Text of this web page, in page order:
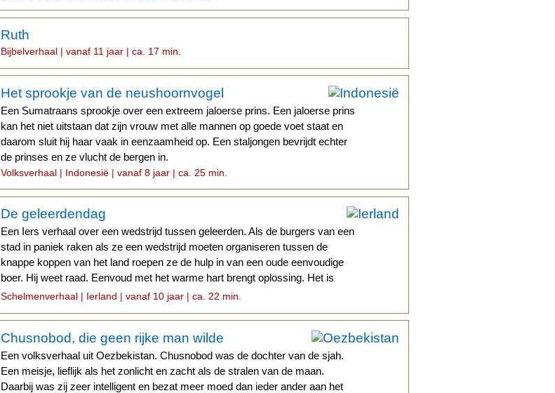
Ruth
Bijbelverhaal | vanaf 11 jaar | ca. 17 min.
Het sprookje van de neushoornvogel
Een Sumatraans sprookje over een extreem jaloerse prins. Een jaloerse prins
kan het niet uitstaan dat zijn vrouw met alle mannen op goede voet staat en
daarom sluit hij haar vaak in eenzaamheid op. Een staljongen bevrijdt echter
de prinses en ze vlucht de bergen in.
Volksverhaal | Indonesië | vanaf 8 jaar | ca. 25 min.
De geleerdendag
Een Iers verhaal over een wedstrijd tussen geleerden. Als de burgers van een
stad in paniek raken als ze een wedstrijd moeten organiseren tussen de
knappe koppen van het land roepen ze de hulp in van een oude eenvoudige
boer. Hij weet raad. Eenvoud met het warme hart brengt oplossing. Het is
lang...
Schelmenverhaal | Ierland | vanaf 10 jaar | ca. 22 min.
Chusnobod, die geen rijke man wilde
Een volksverhaal uit Oezbekistan. Chusnobod was de dochter van de sjah.
Een meisje, lieflijk als het zonlicht en zacht als de stralen van de maan.
Daarbij was zij zeer intelligent en bezat meer moed dan ieder ander aan het